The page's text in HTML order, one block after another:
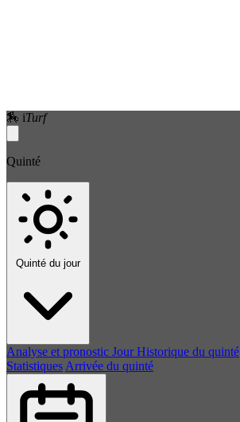
🏇 iTurf
Quinté
Quinté du jour
Analyse et pronostic Jour Historique du quinté
Statistiques Arrivée du quinté